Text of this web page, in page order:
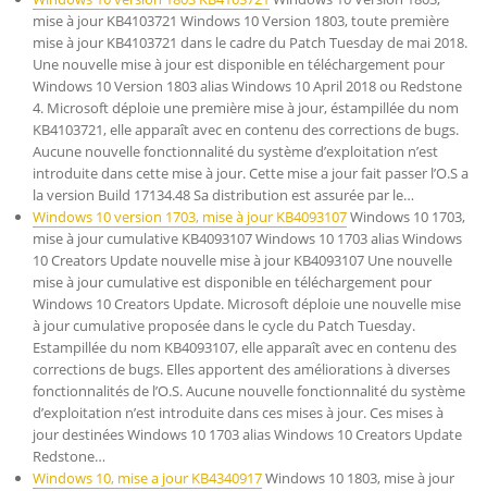
mise à jour KB4103721 Windows 10 Version 1803, toute première
mise à jour KB4103721 dans le cadre du Patch Tuesday de mai 2018.
Une nouvelle mise à jour est disponible en téléchargement pour
Windows 10 Version 1803 alias Windows 10 April 2018 ou Redstone
4. Microsoft déploie une première mise à jour, éstampillée du nom
KB4103721, elle apparaît avec en contenu des corrections de bugs.
Aucune nouvelle fonctionnalité du système d’exploitation n’est
introduite dans cette mise à jour. Cette mise a jour fait passer l’O.S a
la version Build 17134.48 Sa distribution est assurée par le…
Windows 10 version 1703, mise à jour KB4093107Windows 10 1703,
mise à jour cumulative KB4093107 Windows 10 1703 alias Windows
10 Creators Update nouvelle mise à jour KB4093107 Une nouvelle
mise à jour cumulative est disponible en téléchargement pour
Windows 10 Creators Update. Microsoft déploie une nouvelle mise
à jour cumulative proposée dans le cycle du Patch Tuesday.
Estampillée du nom KB4093107, elle apparaît avec en contenu des
corrections de bugs. Elles apportent des améliorations à diverses
fonctionnalités de l’O.S. Aucune nouvelle fonctionnalité du système
d’exploitation n’est introduite dans ces mises à jour. Ces mises à
jour destinées Windows 10 1703 alias Windows 10 Creators Update
Redstone…
Windows 10, mise a jour KB4340917Windows 10 1803, mise à jour